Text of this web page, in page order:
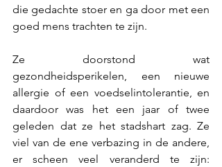
die gedachte stoer en ga door met een
goed mens trachten te zijn.
Ze doorstond wat
gezondheidsperikelen, een nieuwe
allergie of een voedselintolerantie, en
daardoor was het een jaar of twee
geleden dat ze het stadshart zag. Ze
viel van de ene verbazing in de andere,
er scheen veel veranderd te zijn: